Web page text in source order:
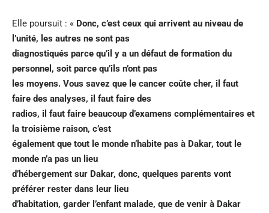
Elle poursuit : « Donc, c’est ceux qui arrivent au niveau de
l’unité, les autres ne sont pas
diagnostiqués parce qu’il y a un défaut de formation du
personnel, soit parce qu’ils n’ont pas
les moyens. Vous savez que le cancer coûte cher, il faut
faire des analyses, il faut faire des
radios, il faut faire beaucoup d’examens complémentaires et
la troisième raison, c’est
également que tout le monde n’habite pas à Dakar, tout le
monde n’a pas un lieu
d’hébergement sur Dakar, donc, quelques parents vont
préférer rester dans leur lieu
d’habitation, garder l’enfant malade, que de venir à Dakar